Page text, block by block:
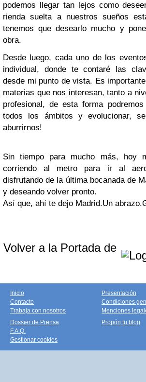
podemos llegar tan lejos como
rienda suelta a nuestros sueños
tenemos que desearlo mucho y
obra.
Desde luego, cada uno de los
individual, donde te contaré las
desde mi punto de vista. Es
materias que nos interesan, tanto a
profesional, de esta forma
todos los ámbitos y evolucionar,
aburrirnos!
Sin tiempo para mucho más, hoy
corriendo al metro para ir al
disfrutando de la última bocanada de
y deseando volver pronto.
Así que, ahí te dejo Madrid.Un abrazo.
Volver a la Portada de
Inicio
Contacto
Trabaja con nosotros
Presentación
Condiciones
Menciones
Dossier de Prensa
F.A.Q.
Gestionar cookies
Propón tu blog